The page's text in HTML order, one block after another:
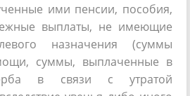
ими пенсии, пособия,
выплаты, не имеющие
назначения (суммы
суммы, выплаченные в
в связи с утратой